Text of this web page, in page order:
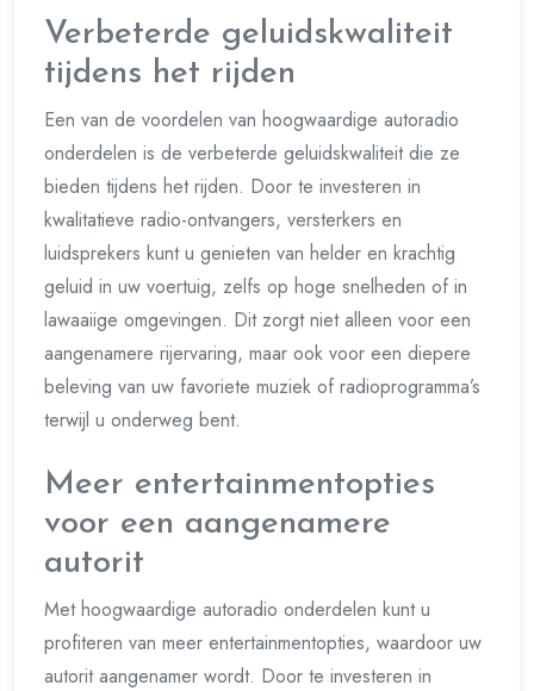
Verbeterde geluidskwaliteit
tijdens het rijden
Een van de voordelen van hoogwaardige autoradio
onderdelen is de verbeterde geluidskwaliteit die ze
bieden tijdens het rijden. Door te investeren in
kwalitatieve radio-ontvangers, versterkers en
luidsprekers kunt u genieten van helder en krachtig
geluid in uw voertuig, zelfs op hoge snelheden of in
lawaaiige omgevingen. Dit zorgt niet alleen voor een
aangenamere rijervaring, maar ook voor een diepere
beleving van uw favoriete muziek of radioprogramma’s
terwijl u onderweg bent.
Meer entertainmentopties
voor een aangenamere
autorit
Met hoogwaardige autoradio onderdelen kunt u
profiteren van meer entertainmentopties, waardoor uw
autorit aangenamer wordt. Door te investeren in